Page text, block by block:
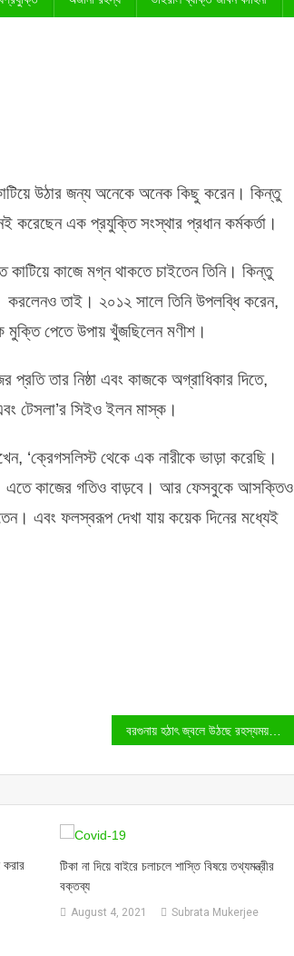
উঠার জন্য অনেকে অনেক কিছু করেন। কিন্তু
এক প্রযুক্তি সংস্থার প্রধান কর্মকর্তা।
কাজে মগ্ন থাকতে চাইতেন তিনি। কিন্তু
করলেনও তাই। ২০১২ সালে তিনি উপলব্ধি করেন,
পেতে উপায় খুঁজছিলেন মণীশ।
তার নিষ্ঠা এবং কাজকে অগ্রাধিকার দিতে,
টেসলা’র সিইও ইলন মাস্ক।
‘ক্রেগসলিস্ট থেকে এক নারীকে ভাড়া করেছি।
এতে কাজের গতিও বাড়বে। আর ফেসবুকে আসক্তিও
এবং ফলস্বরূপ দেখা যায় কয়েক দিনের মধ্যেই
করার
টিকা না দিয়ে বাইরে চলাচলে শাস্তি বিষয়ে তথ্যমন্ত্রীর
বক্তব্য
August 4, 2021 Subrata Mukerjee